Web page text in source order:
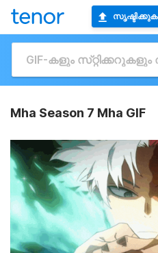
സൃഷ്ടിക്കുക
Mha Season 7 Mha GIF